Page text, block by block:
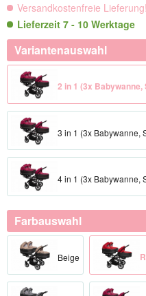
Versandkostenfreie Lieferung!
Lieferzeit 7 - 10 Werktage
Variantenauswahl
2 in 1 (3x Babywanne,
3 in 1 (3x Babywanne,
4 in 1 (3x Babywanne,
Farbauswahl
Beige